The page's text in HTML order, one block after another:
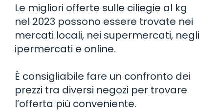
Le migliori offerte sulle ciliegie al kg
nel 2023 possono essere trovate nei
mercati locali, nei supermercati, negli
ipermercati e online.
È consigliabile fare un confronto dei
prezzi tra diversi negozi per trovare
l’offerta più conveniente.